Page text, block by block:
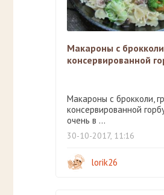
Макароны с
консервированной
Макароны с брокколи,
консервированной
очень в ...
30-10-2017, 11:16
lorik26